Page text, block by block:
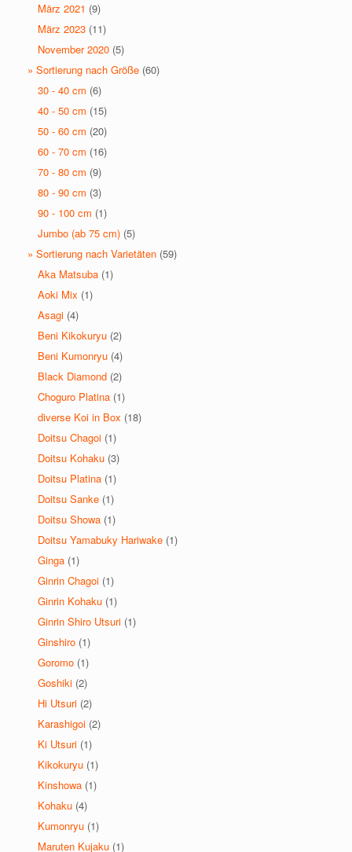
März 2021 (9)
März 2023 (11)
November 2020 (5)
» Sortierung nach Größe (60)
30 - 40 cm (6)
40 - 50 cm (15)
50 - 60 cm (20)
60 - 70 cm (16)
70 - 80 cm (9)
80 - 90 cm (3)
90 - 100 cm (1)
Jumbo (ab 75 cm) (5)
» Sortierung nach Varietäten (59)
Aka Matsuba (1)
Aoki Mix (1)
Asagi (4)
Beni Kikokuryu (2)
Beni Kumonryu (4)
Black Diamond (2)
Choguro Platina (1)
diverse Koi in Box (18)
Doitsu Chagoi (1)
Doitsu Kohaku (3)
Doitsu Platina (1)
Doitsu Sanke (1)
Doitsu Showa (1)
Doitsu Yamabuky Hariwake (1)
Ginga (1)
Ginrin Chagoi (1)
Ginrin Kohaku (1)
Ginrin Shiro Utsuri (1)
Ginshiro (1)
Goromo (1)
Goshiki (2)
Hi Utsuri (2)
Karashigoi (2)
Ki Utsuri (1)
Kikokuryu (1)
Kinshowa (1)
Kohaku (4)
Kumonryu (1)
Maruten Kujaku (1)